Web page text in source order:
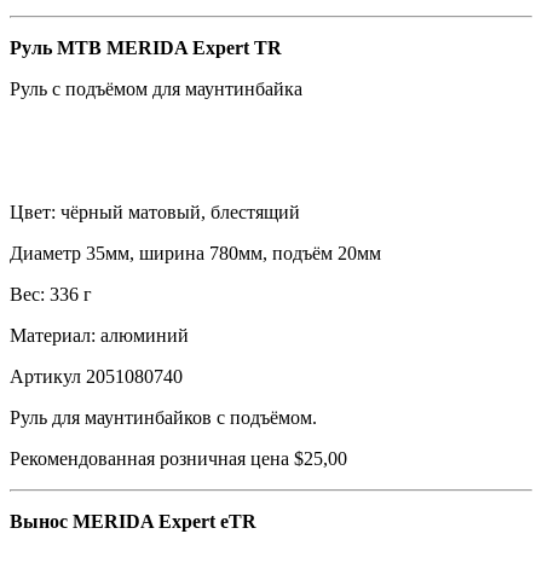
Руль MTB MERIDA Expert TR
Руль с подъёмом для маунтинбайка
Цвет: чёрный матовый, блестящий
Диаметр 35мм, ширина 780мм, подъём 20мм
Вес: 336 г
Материал: алюминий
Артикул 2051080740
Руль для маунтинбайков с подъёмом.
Рекомендованная розничная цена $25,00
Вынос MERIDA Expert eTR